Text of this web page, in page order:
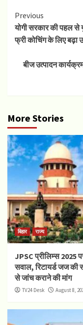
Continue
Reading
Previous
योगी सरकार की पहल से
फ्री कोचिंग के लिए बढ़ा
बीज उत्पादन
More Stories
बिहार राज्य
JPSC प्रीलिम्स 2025
सवाल, रिटायर्ड जज की
से जांच कराने की मांग
TV24 Desk August 8,